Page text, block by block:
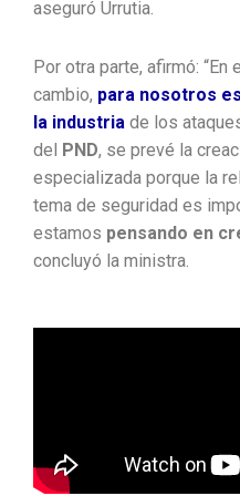
aseguró Urrutia.
Por otra parte, afirmó: “En
cambio, para nosotros
la industria de los
del PND, se prevé la
especializada porque la
tema de seguridad es
estamos pensando en
concluyó la ministra.